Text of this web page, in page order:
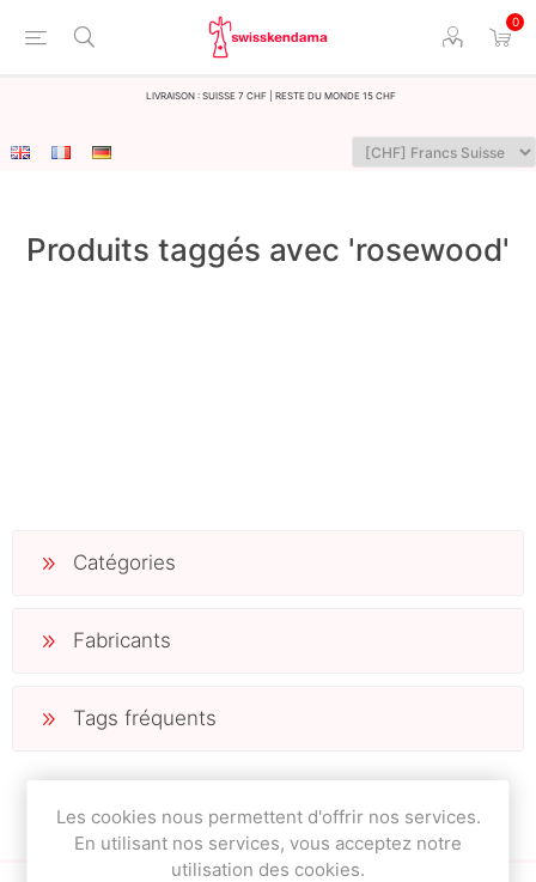
0
LIvraison : Suisse 7 CHF | Reste du monde 15 CHF
Produits taggés avec 'rosewood'
Catégories
Fabricants
Tags fréquents
Les cookies nous permettent d'offrir nos services.
En utilisant nos services, vous acceptez notre
utilisation des cookies.